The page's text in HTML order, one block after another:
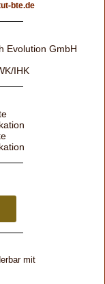
bte.de
Evolution GmbH
IHK
mit